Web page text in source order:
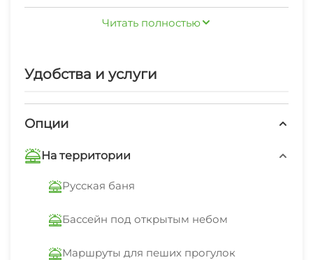
кухня-гостиная, с/у. У дома большая веранда с
раздвижным остеклением и дровяным
мангальная зона, парковка на 2 автомобиля.
Читать полностью
Удобства и услуги
Опции
На территории
Русская баня
Бассейн под открытым небом
Маршруты для пеших прогулок